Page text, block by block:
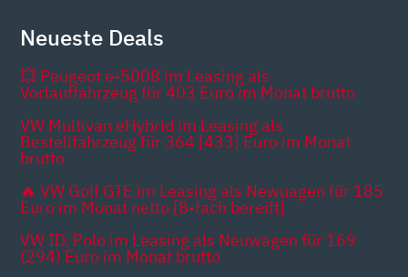
Neueste Deals
💥 Peugeot e-5008 im Leasing als
Vorlauffahrzeug für 403 Euro im Monat brutto
VW Multivan eHybrid im Leasing als
Bestellfahrzeug für 364 [433] Euro im Monat
brutto
🔥 VW Golf GTE im Leasing als Newuagen für 185
Euro im Monat netto [8-fach bereift]
VW ID. Polo im Leasing als Neuwagen für 169
(294) Euro im Monat brutto